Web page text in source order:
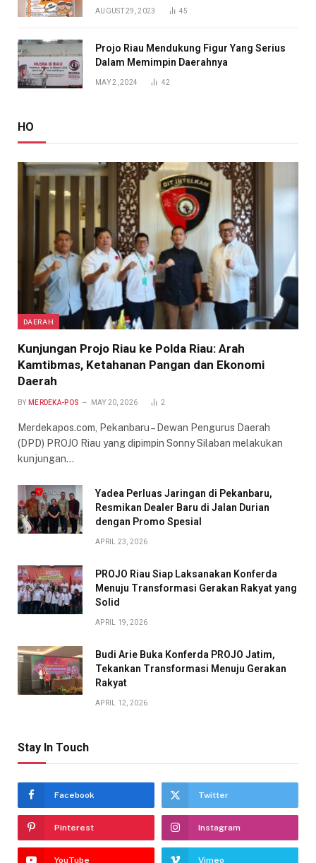
AUGUST 29, 2023 45
Projo Riau Mendukung Figur Yang Serius
Dalam Memimpin Daerahnya
MAY 2, 2024 42
HO
DAERAH
Kunjungan Projo Riau ke Polda Riau: Arah
Kamtibmas, Ketahanan Pangan dan Ekonomi
Daerah
BY MERDEKA-POS MAY 20, 2026 2
Merdekapos.com, Pekanbaru – Dewan Pengurus Daerah
(DPD) PROJO Riau yang dipimpin Sonny Silaban melakukan
kunjungan…
Yadea Perluas Jaringan di Pekanbaru,
Resmikan Dealer Baru di Jalan Durian
dengan Promo Spesial
APRIL 23, 2026
PROJO Riau Siap Laksanakan Konferda
Menuju Transformasi Gerakan Rakyat yang
Solid
APRIL 19, 2026
Budi Arie Buka Konferda PROJO Jatim,
Tekankan Transformasi Menuju Gerakan
Rakyat
APRIL 12, 2026
Stay In Touch
Facebook Twitter
Pinterest Instagram
YouTube Vimeo